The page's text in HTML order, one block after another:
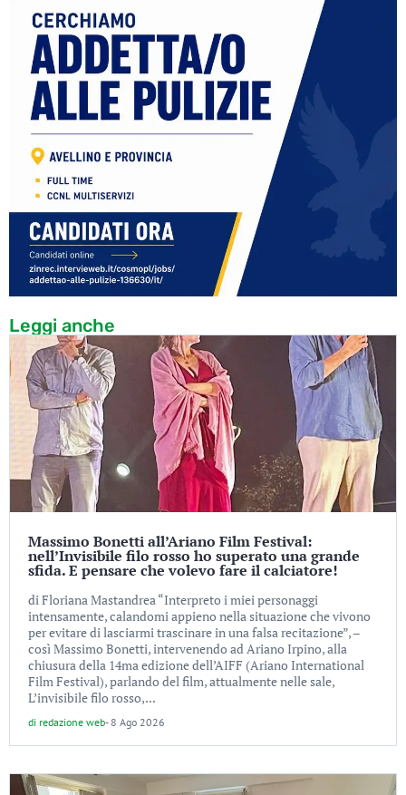
Leggi anche
Massimo Bonetti all’Ariano Film Festival:
nell’Invisibile filo rosso ho superato una grande
sfida. E pensare che volevo fare il calciatore!
di Floriana Mastandrea “Interpreto i miei personaggi
intensamente, calandomi appieno nella situazione che vivono
per evitare di lasciarmi trascinare in una falsa recitazione”, –
così Massimo Bonetti, intervenendo ad Ariano Irpino, alla
chiusura della 14ma edizione dell’AIFF (Ariano International
Film Festival), parlando del film, attualmente nelle sale,
L’invisibile filo rosso,...
di redazione web- 8 Ago 2026